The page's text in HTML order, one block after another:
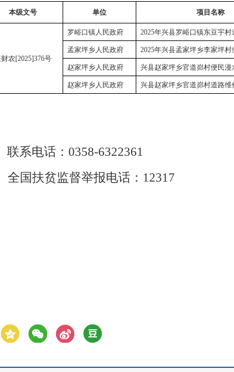
本级文号 单位 项目名称
农[2025]376号
罗峪口镇人民政府 2025年兴县罗峪口镇东豆宇村
孟家坪乡人民政府 2025年兴县孟家坪乡李家坪村
赵家坪乡人民政府 兴县赵家坪乡官道峁村便民漫
赵家坪乡人民政府 兴县赵家坪乡官道峁村道路维
联系电话： 0358-6322361
扶贫监督举报电话： 12317
兴县